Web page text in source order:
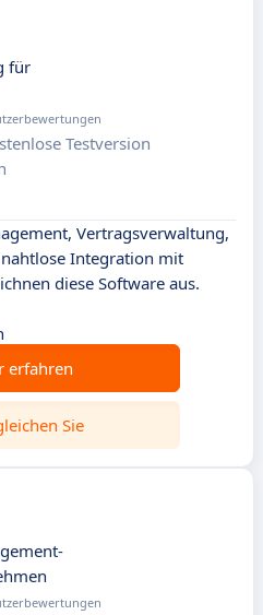
für
Testversion
Vertragsverwaltung,
Integration mit
diese Software aus.
erfahren
Sie